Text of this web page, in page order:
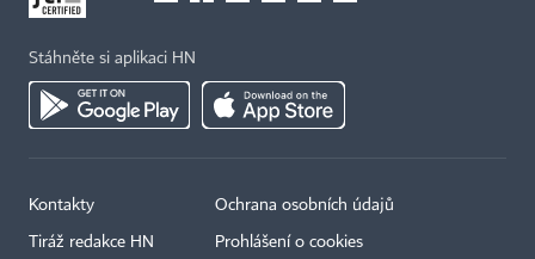
Stáhněte si aplikaci HN
Kontakty
Tiráž redakce HN
Ochrana osobních údajů
Prohlášení o cookies